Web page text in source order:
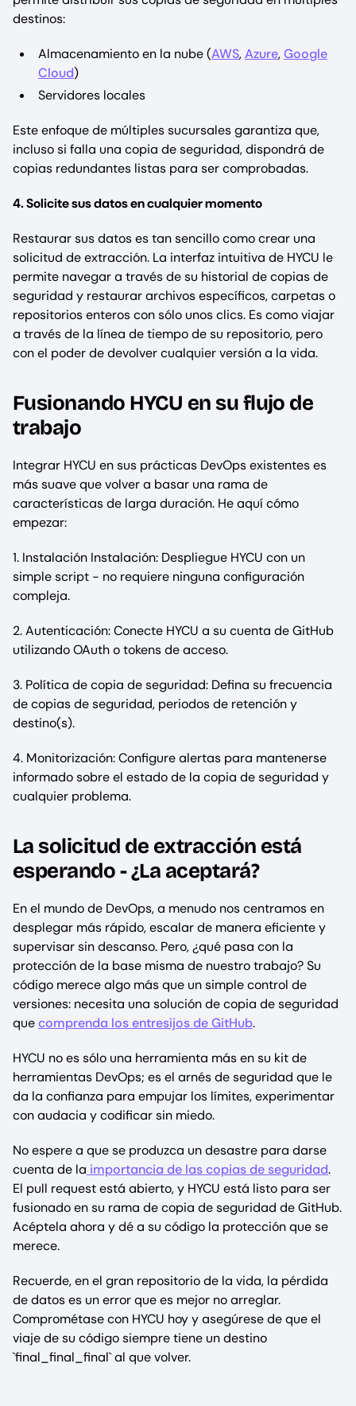
destinos:
Almacenamiento en la nube (AWS,Azure,Google
Cloud)
Servidores locales
Este enfoque de múltiples sucursales garantiza que,
incluso si falla una copia de seguridad, dispondrá de
copias redundantes listas para ser comprobadas.
4. Solicite sus datos en cualquier momento
Restaurar sus datos es tan sencillo como crear una
solicitud de extracción. La interfaz intuitiva de HYCU le
permite navegar a través de su historial de copias de
seguridad y restaurar archivos específicos, carpetas o
repositorios enteros con sólo unos clics. Es como viajar
a través de la línea de tiempo de su repositorio, pero
con el poder de devolver cualquier versión a la vida.
Fusionando HYCU en su flujo de
trabajo
Integrar HYCU en sus prácticas DevOps existentes es
más suave que volver a basar una rama de
características de larga duración. He aquí cómo
empezar:
1. Instalación Instalación: Despliegue HYCU con un
simple script - no requiere ninguna configuración
compleja.
2. Autenticación: Conecte HYCU a su cuenta de GitHub
utilizando OAuth o tokens de acceso.
3. Política de copia de seguridad: Defina su frecuencia
de copias de seguridad, periodos de retención y
destino(s).
4. Monitorización: Configure alertas para mantenerse
informado sobre el estado de la copia de seguridad y
cualquier problema.
La solicitud de extracción está
esperando - ¿La aceptará?
En el mundo de DevOps, a menudo nos centramos en
desplegar más rápido, escalar de manera eficiente y
supervisar sin descanso. Pero, ¿qué pasa con la
protección de la base misma de nuestro trabajo? Su
código merece algo más que un simple control de
versiones: necesita una solución de copia de seguridad
quecomprenda los entresijos de GitHub.
HYCU no es sólo una herramienta más en su kit de
herramientas DevOps; es el arnés de seguridad que le
da la confianza para empujar los límites, experimentar
con audacia y codificar sin miedo.
No espere a que se produzca un desastre para darse
cuenta de la importancia de las copias de seguridad.
El pull request está abierto, y HYCU está listo para ser
fusionado en su rama de copia de seguridad de GitHub.
Acéptela ahora y dé a su código la protección que se
merece.
Recuerde, en el gran repositorio de la vida, la pérdida
de datos es un error que es mejor no arreglar.
Comprométase con HYCU hoy y asegúrese de que el
viaje de su código siempre tiene un destino
`final_final_final` al que volver.